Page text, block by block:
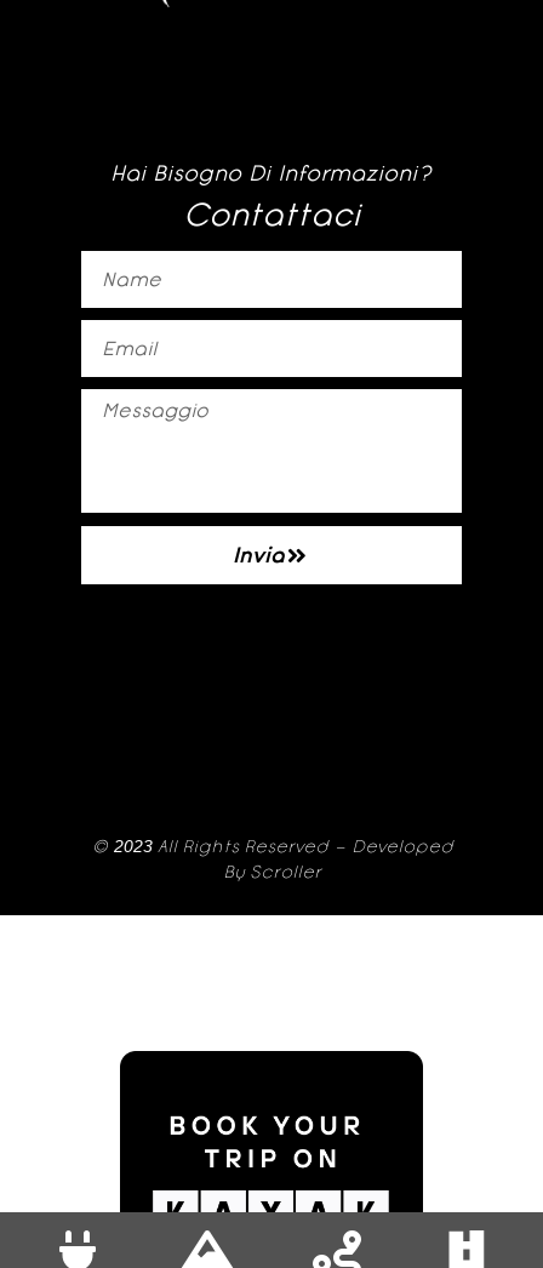
Hai Bisogno Di Informazioni?
Contattaci
Invia
© 2023 All Rights Reserved – Developed
By Scroller